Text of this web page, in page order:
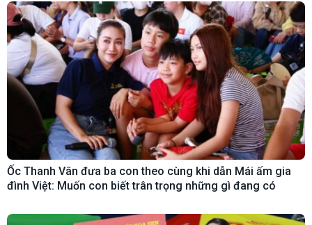
Ốc Thanh Vân đưa ba con theo cùng khi dẫn Mái ấm gia
đình Việt: Muốn con biết trân trọng những gì đang có